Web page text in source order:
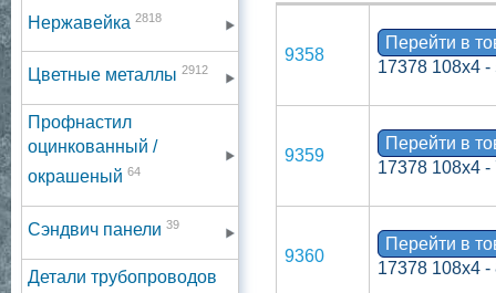
Нержавейка 2818
Цветные металлы 2912
Профнастил
оцинкованный /
окрашеный 64
Сэндвич панели 39
Детали трубопроводов
9358
Перейти в
17378 108х4 -
9359
Перейти в
17378 108х4 -
9360
Перейти в
17378 108х4 -